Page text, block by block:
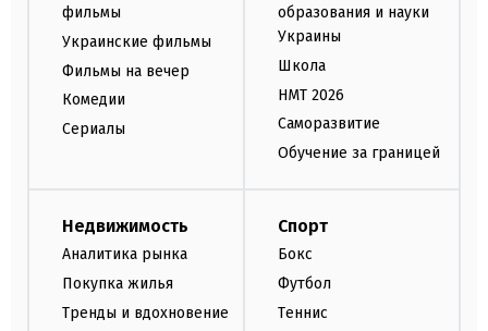
фильмы
Украинские фильмы
Фильмы на вечер
Комедии
Сериалы
образования и науки
Украины
Школа
НМТ 2026
Саморазвитие
Обучение за границей
Недвижимость
Аналитика рынка
Покупка жилья
Тренды и вдохновение
Спорт
Бокс
Футбол
Теннис